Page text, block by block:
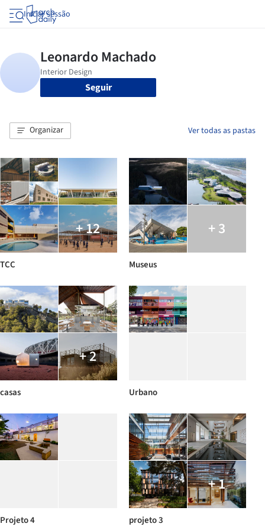
Iniciar sessão
Seguir
Organizar Ver todas as pastas
+ 12
TCC
+ 3
Museus
+ 2
casas Urbano
Projeto 4
+ 1
projeto 3